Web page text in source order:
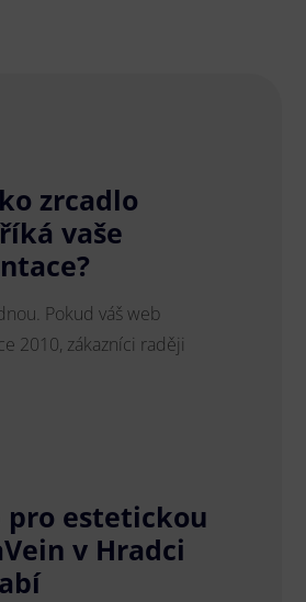
zrcadlo
vaše
Pokud váš web
2010, zákazníci raději
pro estetickou
v Hradci